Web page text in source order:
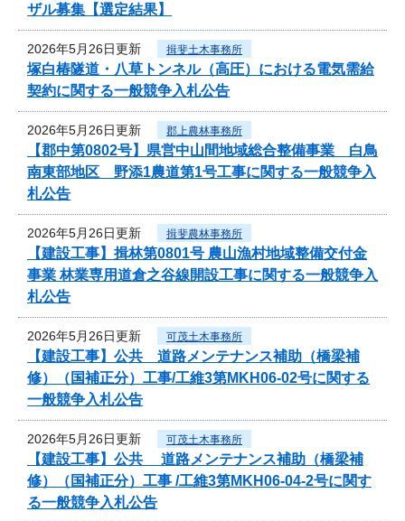
ザル募集【選定結果】
2026年5月26日更新 揖斐土木事務所
塚白椿隧道・八草トンネル（高圧）における電気需給
契約に関する一般競争入札公告
2026年5月26日更新 郡上農林事務所
【郡中第0802号】県営中山間地域総合整備事業 白鳥
南東部地区 野添1農道第1号工事に関する一般競争入
札公告
2026年5月26日更新 揖斐農林事務所
【建設工事】揖林第0801号 農山漁村地域整備交付金
事業 林業専用道倉之谷線開設工事に関する一般競争入
札公告
2026年5月26日更新 可茂土木事務所
【建設工事】公共 道路メンテナンス補助（橋梁補
修）（国補正分）工事/工維3第MKH06-02号に関する
一般競争入札公告
2026年5月26日更新 可茂土木事務所
【建設工事】公共 道路メンテナンス補助（橋梁補
修）（国補正分）工事 /工維3第MKH06-04-2号に関す
る一般競争入札公告